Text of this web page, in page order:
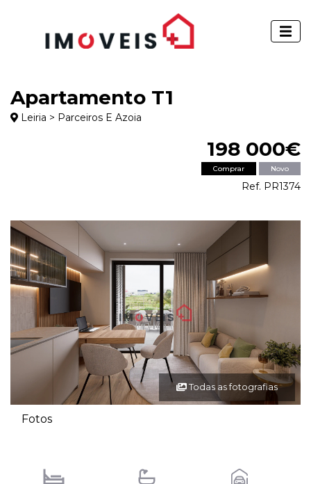
Apartamento T1
Leiria > Parceiros E Azoia
198 000€
Comprar Novo
Ref. PR1374
Todas as fotografias
Fotos